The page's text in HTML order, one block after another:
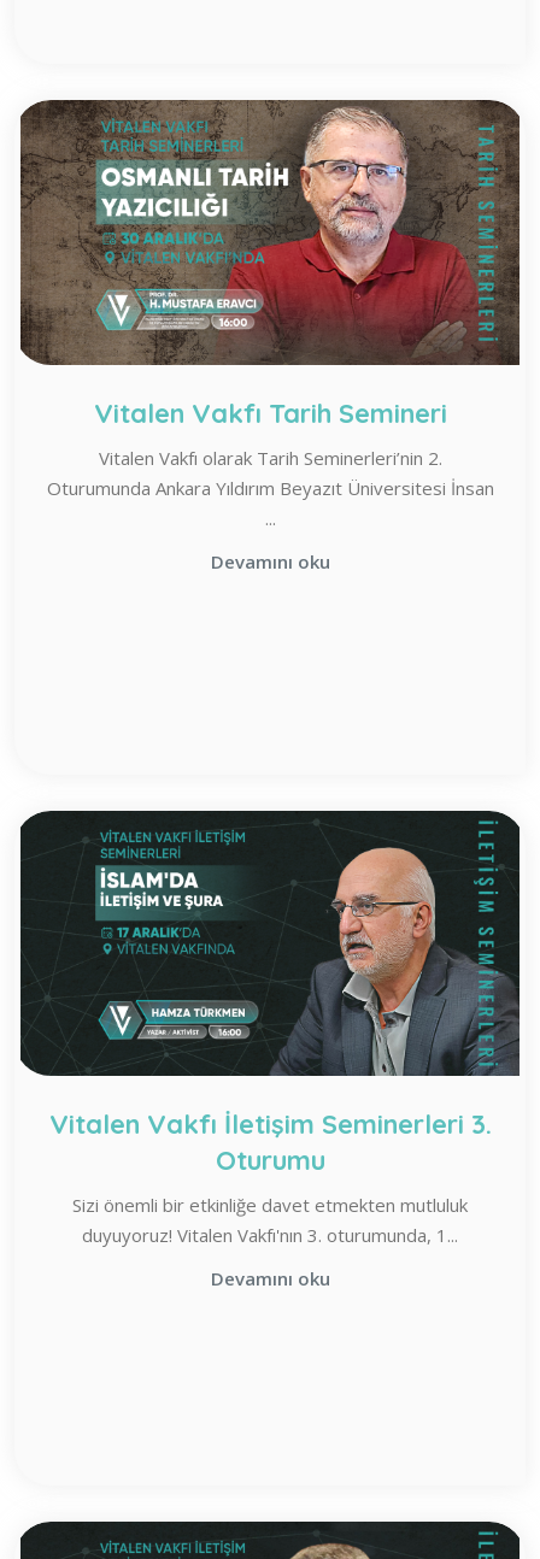
Vitalen Vakfı Tarih Semineri
Vitalen Vakfı olarak Tarih Seminerleri’nin 2.
Oturumunda Ankara Yıldırım Beyazıt Üniversitesi İnsan
...
Devamını oku
Vitalen Vakfı İletişim Seminerleri 3.
Oturumu
Sizi önemli bir etkinliğe davet etmekten mutluluk
duyuyoruz! Vitalen Vakfı'nın 3. oturumunda, 1...
Devamını oku